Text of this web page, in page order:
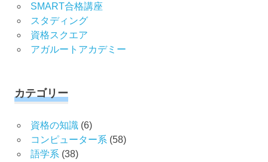
SMART合格講座
スタディング
資格スクエア
アガルートアカデミー
カテゴリー
資格の知識(6)
コンピューター系 (58)
語学系 (38)